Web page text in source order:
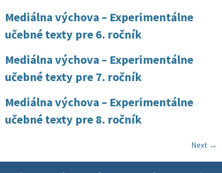
Mediálna výchova – Experimentálne
učebné texty pre 6. ročník
Mediálna výchova – Experimentálne
učebné texty pre 7. ročník
Mediálna výchova – Experimentálne
učebné texty pre 8. ročník
Next →